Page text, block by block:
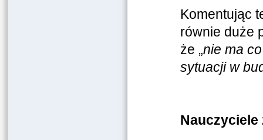
Komentując
równie duże
że „nie ma
sytuacji w